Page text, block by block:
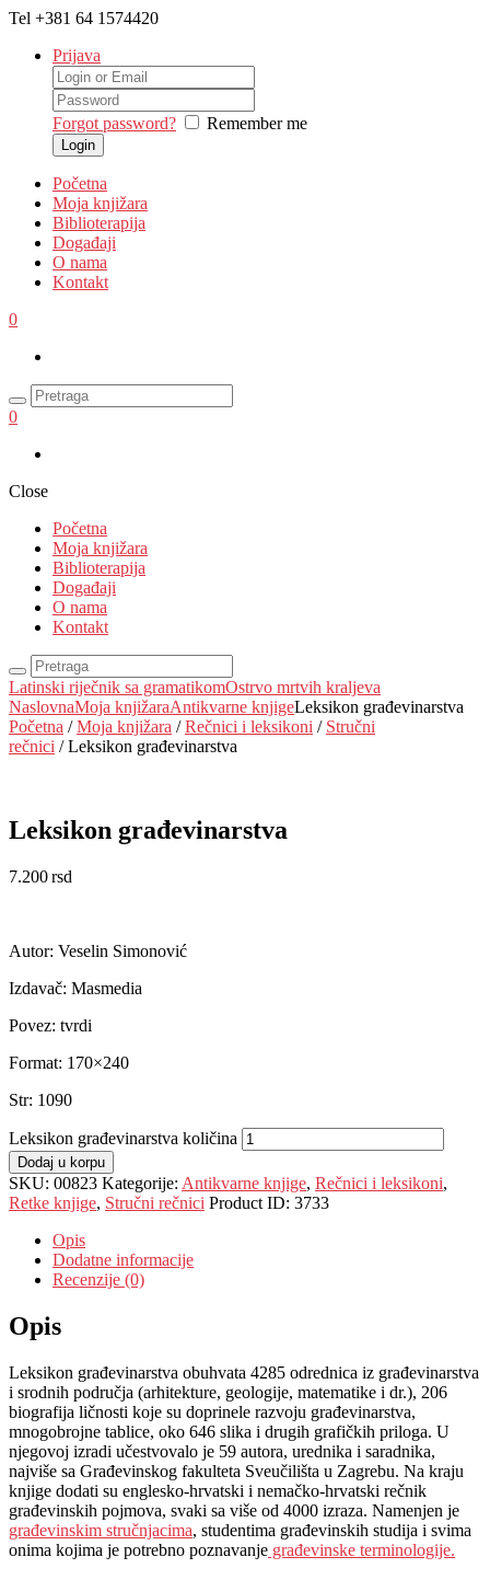
Tel +381 64 1574420
Prijava
Forgot password? Remember me
Početna
Moja knjižara
Biblioterapija
Događaji
O nama
Kontakt
0
0
Close
Početna
Moja knjižara
Biblioterapija
Događaji
O nama
Kontakt
Latinski riječnik sa gramatikomOstrvo mrtvih kraljeva
NaslovnaMoja knjižaraAntikvarne knjigeLeksikon građevinarstva
Početna /Moja knjižara /Rečnici i leksikoni / Stručni
rečnici / Leksikon građevinarstva
Leksikon građevinarstva
7.200rsd
Autor: Veselin Simonović
Izdavač: Masmedia
Povez: tvrdi
Format: 170×240
Str: 1090
Leksikon građevinarstva količina
Dodaj u korpu
SKU: 00823 Kategorije: Antikvarne knjige, Rečnici i leksikoni,
Retke knjige, Stručni rečnici Product ID: 3733
Opis
Dodatne informacije
Recenzije (0)
Opis
Leksikon građevinarstva obuhvata 4285 odrednica iz građevinarstva
i srodnih područja (arhitekture, geologije, matematike i dr.), 206
biografija ličnosti koje su doprinele razvoju građevinarstva,
mnogobrojne tablice, oko 646 slika i drugih grafičkih priloga. U
njegovoj izradi učestvovalo je 59 autora, urednika i saradnika,
najviše sa Građevinskog fakulteta Sveučilišta u Zagrebu. Na kraju
knjige dodati su englesko-hrvatski i nemačko-hrvatski rečnik
građevinskih pojmova, svaki sa više od 4000 izraza. Namenjen je
građevinskim stručnjacima, studentima građevinskih studija i svima
onima kojima je potrebno poznavanje građevinske terminologije.